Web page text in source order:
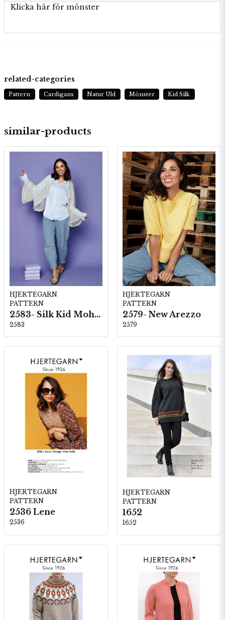
Klicka här för mönster
similar-products
HJERTEGARN
PATTERN
2583- Silk Kid Mohair
2583
HJERTEGARN
PATTERN
2579- New Arezzo
2579
HJERTEGARN
PATTERN
2536 Lene
2536
HJERTEGARN
PATTERN
1652
1652
related-categories
Pattern Cardigans Natur Uld Mönster Kid Silk